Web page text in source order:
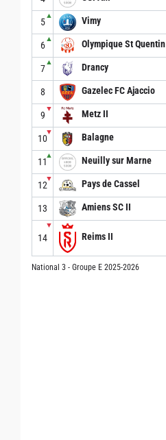
5
▲ Vimy
6
▲ Olympique St Quentin
7
▲ Drancy
8 Gazelec FC Ajaccio
9
▼ Metz II
10
▼ Balagne
11
▲ Neuilly sur Marne
12
▼ Pays de Cassel
13 Amiens SC II
14
▼
Reims II
National 3 - Groupe E 2025-2026